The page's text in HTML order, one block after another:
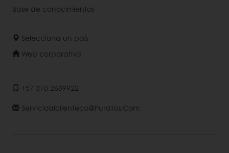
Base de conocimientos
Selecciona un país
Web corporativa
+57 310 2689922
Servicioalclienteco@puratos.com